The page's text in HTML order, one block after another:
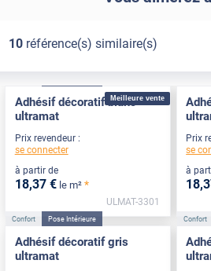
10référence(s) similaire(s)
Meilleure vente
Adhésif décoratif blanc
ultramat
Prix revendeur :
se connecter
à partir de
18,37 € le m² *
ULMAT-3301
Prix
se
à
18
Confort Pose Intérieure
Adhésif décoratif gris
ultramat
Confort